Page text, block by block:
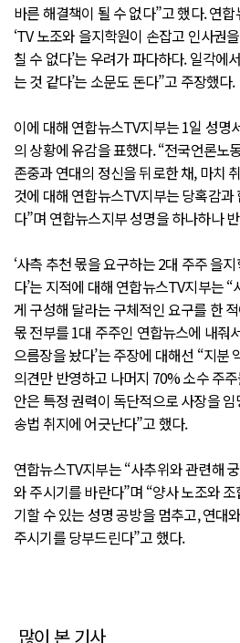
바른 해결책이 될 수 없다”고 했다. 연
‘TV 노조와 을지학원이 손잡고 인사권
칠 수 없다’는 우려가 파다하다. 일각에
는 것 같다’는 소문도 돈다”고 주장했다.
이에 대해 연합뉴스TV지부는 1일 성명
의 상황에 유감을 표했다. “전국언론노
존중과 연대의 정신을 뒤로한 채, 마치
것에 대해 연합뉴스TV지부는 당혹감
다”며 연합뉴스지부 성명을 하나하나
‘사측 추천 몫을 요구하는 2대 주주 을
다’는 지적에 대해 연합뉴스TV지부는
게 구성해 달라는 구체적인 요구를 한
몫 전부를 1대 주주인 연합뉴스에 내줘
으름장을 놨다’는 주장에 대해선 “지분
의견만 반영하고 나머지 70% 소수 주
안은 특정 권력이 독단적으로 사장을
송법 취지에 어긋난다”고 했다.
연합뉴스TV지부는 “사추위와 관련해
와 주시기를 바란다”며 “양사 노조와
기할 수 있는 성명 공방을 멈추고, 연대
주시기를 당부드린다”고 했다.
많이 본 기사